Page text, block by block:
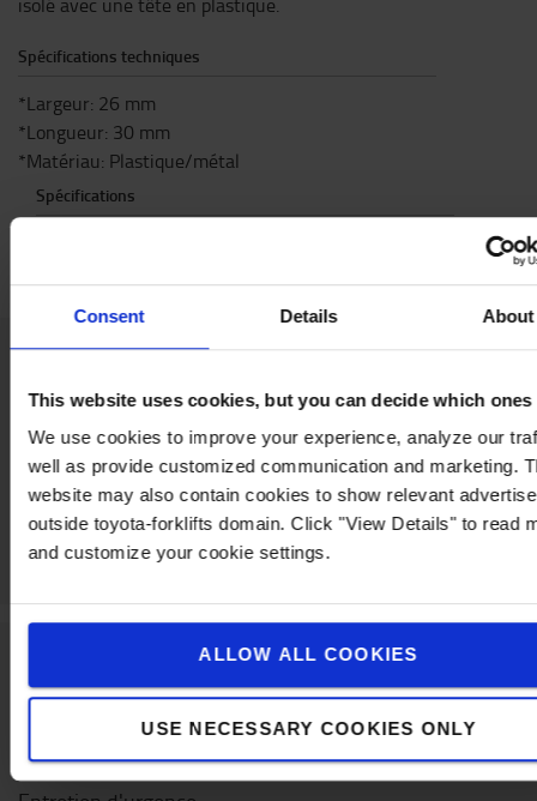
Consent Details About
This website uses cookies, but you can decide which ones
We use cookies to improve your experience, analyze our
well as provide customized communication and marketing.
website may also contain cookies to show relevant
outside toyota-forklifts domain. Click "View Details" to read
and customize your cookie settings.
ALLOW ALL COOKIES
USE NECESSARY COOKIES ONLY
Spécifications techniques
*Largeur: 26 mm
*Longueur: 30 mm
*Matériau: Plastique/métal
Spécifications
Contactez-nous
Service clientèle
Contactez-nous